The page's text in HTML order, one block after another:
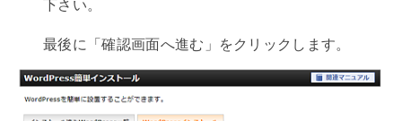
下さい。
最後に「確認画面へ進む」をクリックします。